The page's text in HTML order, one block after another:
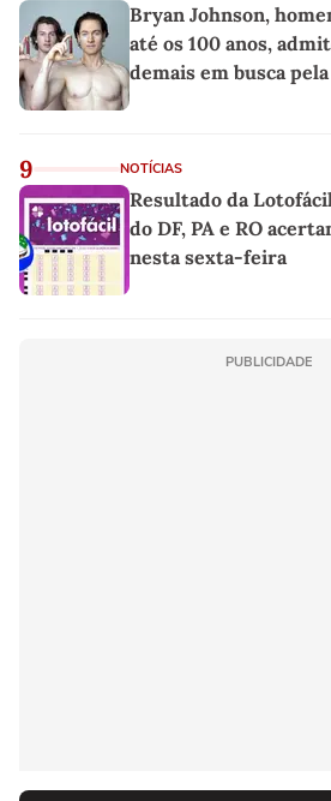
Bryan Johnson,
até os 100 anos,
demais em busca
9 NOTÍCIAS
Resultado da
do DF, PA e RO
nesta sexta-feira
PUBLICIDADE